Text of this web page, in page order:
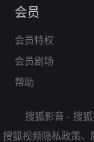
会员
会员特权
会员剧场
帮助
搜狐影音 - 搜
搜狐视频隐私政策、